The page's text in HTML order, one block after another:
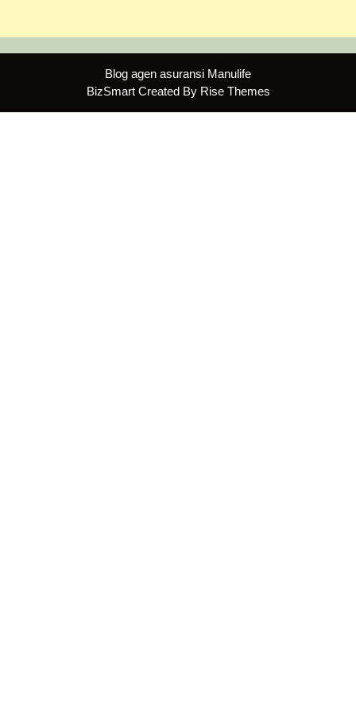
Blog agen asuransi Manulife
BizSmart Created By Rise Themes